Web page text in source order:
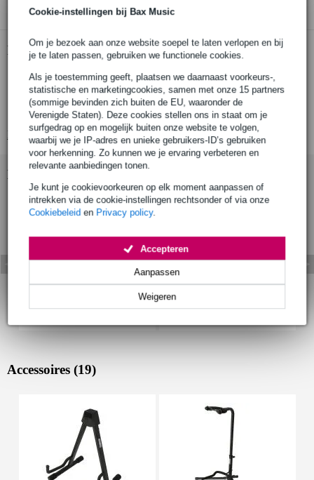
Cookie-instellingen bij Bax Music
Om je bezoek aan onze website soepel te laten verlopen en bij
je te laten passen, gebruiken we functionele cookies.
Als je toestemming geeft, plaatsen we daarnaast voorkeurs-,
statistische en marketingcookies, samen met onze 15 partners
(sommige bevinden zich buiten de EU, waaronder de
Verenigde Staten). Deze cookies stellen ons in staat om je
surfgedrag op en mogelijk buiten onze website te volgen,
waarbij we je IP-adres en unieke gebruikers-ID’s gebruiken
voor herkenning. Zo kunnen we je ervaring verbeteren en
relevante aanbiedingen tonen.
Je kunt je cookievoorkeuren op elk moment aanpassen of
intrekken via de cookie-instellingen rechtsonder of via onze
Cookiebeleid en Privacy policy.
Weigeren
Aanpassen
Accepteren
Productinformatie
stijlvolle gitaarband
ontwerp van Joe Satriani
duurzaam en comfortabel nylon
Bekijk alle productspecificaties
Bekijk ook eens (4)
Accessoires (19)